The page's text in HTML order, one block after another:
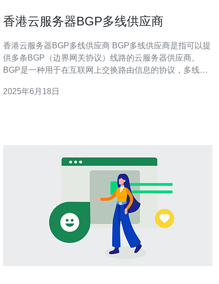
香港云服务器BGP多线供应商
香港云服务器BGP多线供应商 BGP多线供应商是指可以提
供多条BGP（边界网关协议）线路的云服务器供应商。
BGP是一种用于在互联网上交换路由信息的协议，多线供
靠性。 香港作为一个国际商业中心，拥有发达的信息技术
2025年6月18日